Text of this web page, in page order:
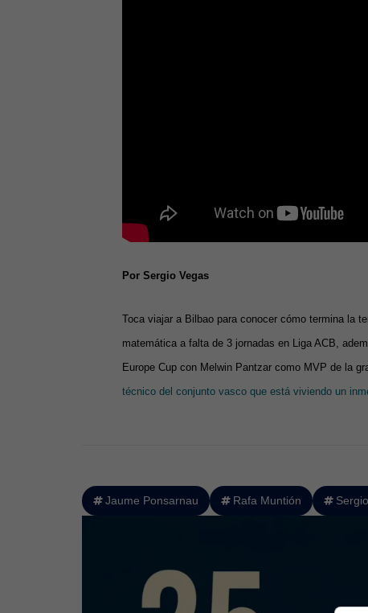
Por Sergio Vegas
Toca viajar a Bilbao para conocer cómo termina la
matemática a falta de 3 jornadas en Liga ACB,
Europe Cup con Melwin Pantzar como MVP de la
técnico del conjunto vasco que está viviendo un
Jaume Ponsarnau Rafa Muntión